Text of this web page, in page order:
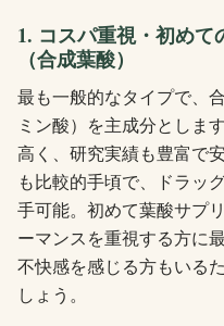
1. コスパ重視・初め
（合成葉酸）
最も一般的なタイプで、
ミン酸）を主成分としま
高く、研究実績も豊富で
も比較的手頃で、ドラッ
手可能。初めて葉酸サプ
ーマンスを重視する方に
不快感を感じる方もいる
しょう。